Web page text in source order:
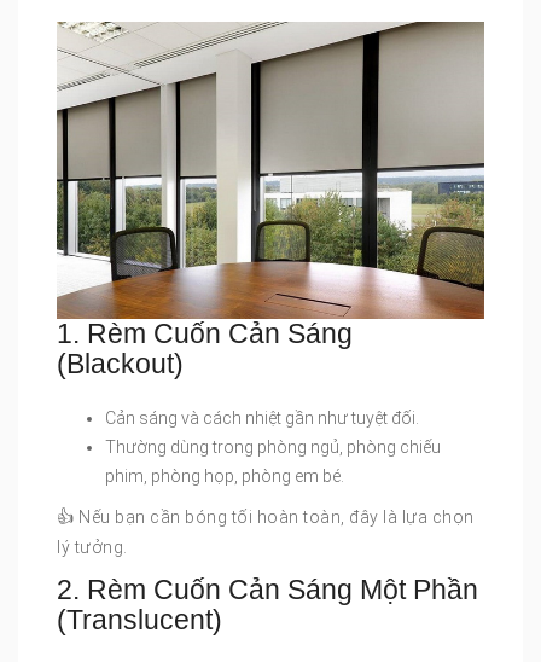
1. Rèm Cuốn Cản Sáng
(Blackout)
Cản sáng và cách nhiệt gần như tuyệt đối.
Thường dùng trong phòng ngủ, phòng chiếu
phim, phòng họp, phòng em bé.
👍 Nếu bạn cần bóng tối hoàn toàn, đây là lựa chọn
lý tưởng.
2. Rèm Cuốn Cản Sáng Một Phần
(Translucent)